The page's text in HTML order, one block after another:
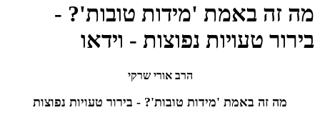
מה זה באמת 'מידות טובות'? -
בירור טעויות נפוצות - וידאו
הרב אורי שרקי
מה זה באמת 'מידות טובות'? - בירור טעויות נפוצות